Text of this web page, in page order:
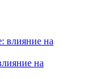
на